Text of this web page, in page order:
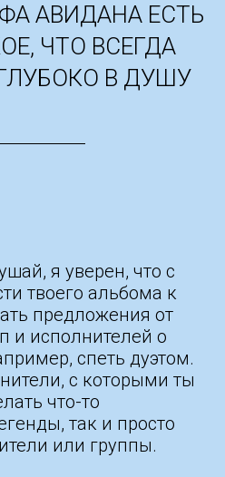
АВИДАНА ЕСТЬ
ЧТО ВСЕГДА
В ДУШУ
я уверен, что с
твоего альбома к
предложения от
и исполнителей о
спеть дуэтом.
с которыми ты
что-то
так и просто
или группы.